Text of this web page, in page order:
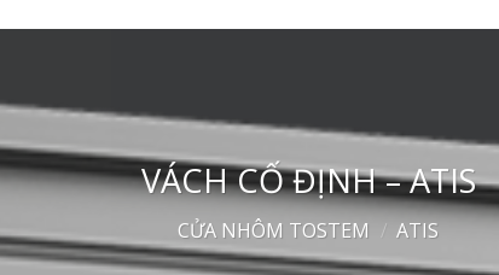
VÁCH CỐ ĐỊNH – ATIS
CỬA NHÔM TOSTEM / ATIS